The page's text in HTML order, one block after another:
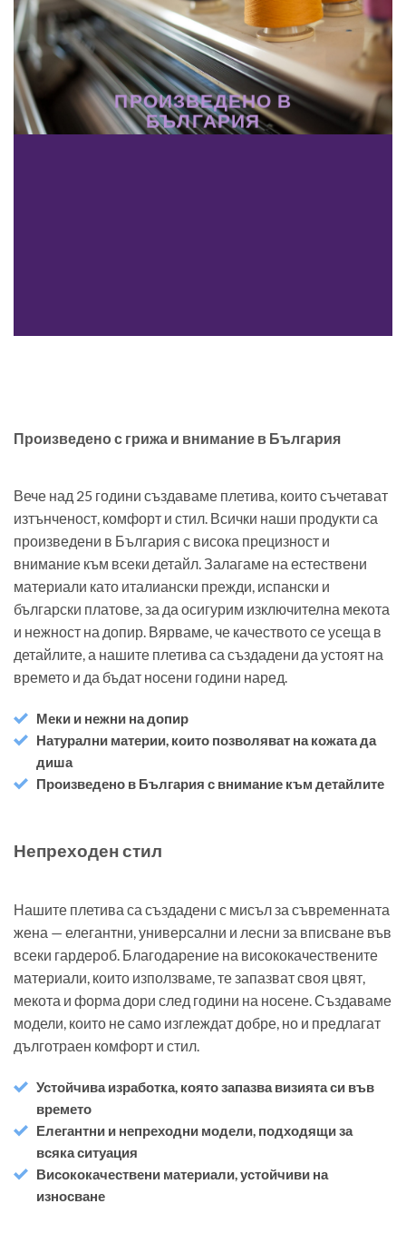
ПРОИЗВЕДЕНО В
БЪЛГАРИЯ
Произведено с грижа и внимание в България
Вече над 25 години създаваме плетива, които съчетават
изтънченост, комфорт и стил. Всички наши продукти са
произведени в България с висока прецизност и
внимание към всеки детайл. Залагаме на естествени
материали като италиански прежди, испански и
български платове, за да осигурим изключителна мекота
и нежност на допир. Вярваме, че качеството се усеща в
детайлите, а нашите плетива са създадени да устоят на
времето и да бъдат носени години наред.
Меки и нежни на допир
Натурални материи, които позволяват на кожата да
диша
Произведено в България с внимание към детайлите
Непреходен стил
Нашите плетива са създадени с мисъл за съвременната
жена — елегантни, универсални и лесни за вписване във
всеки гардероб. Благодарение на висококачествените
материали, които използваме, те запазват своя цвят,
мекота и форма дори след години на носене. Създаваме
модели, които не само изглеждат добре, но и предлагат
дълготраен комфорт и стил.
Устойчива изработка, която запазва визията си във
времето
Елегантни и непреходни модели, подходящи за
всяка ситуация
Висококачествени материали, устойчиви на
износване